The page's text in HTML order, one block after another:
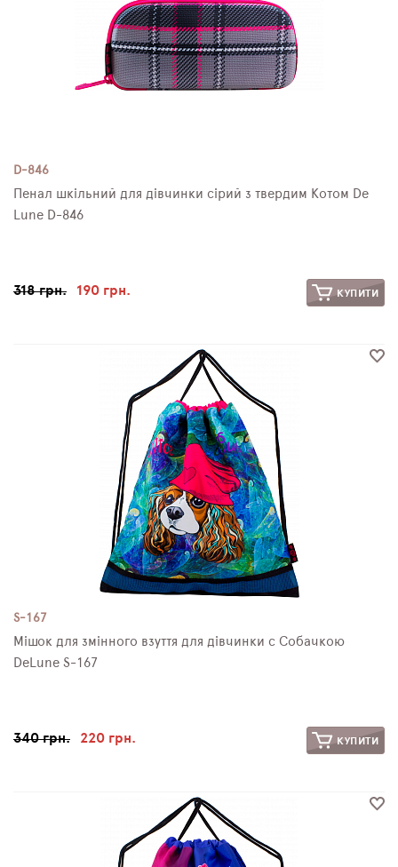
D-846
Пенал шкільний для дівчинки сірий з твердим Котом De
Lune D-846
318 грн. 190 грн. КУПИТИ
S-167
Мішок для змінного взуття для дівчинки c Собачкою
DeLune S-167
340 грн. 220 грн. КУПИТИ